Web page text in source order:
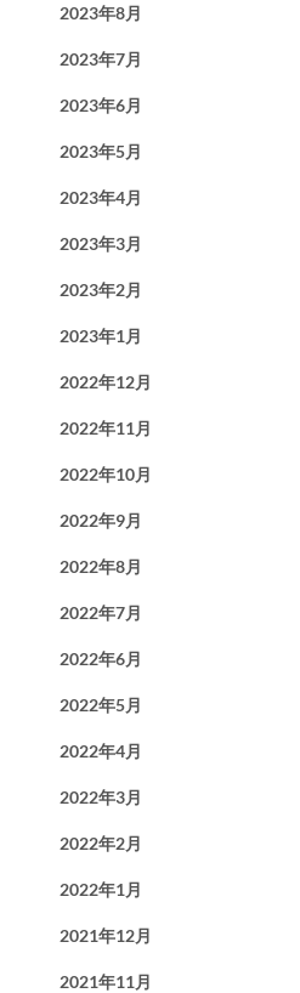
2023年8月
2023年7月
2023年6月
2023年5月
2023年4月
2023年3月
2023年2月
2023年1月
2022年12月
2022年11月
2022年10月
2022年9月
2022年8月
2022年7月
2022年6月
2022年5月
2022年4月
2022年3月
2022年2月
2022年1月
2021年12月
2021年11月